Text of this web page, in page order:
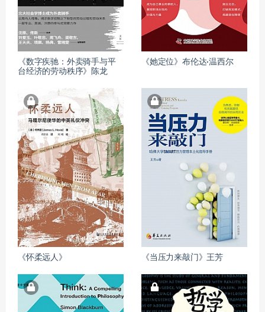
《数字疾驰：外卖骑手与平
台经济的劳动秩序》陈龙
《她定位》布伦达·温西尔
《怀柔远人》 《当压力来敲门》王芳